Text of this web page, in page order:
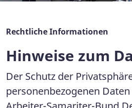
Rechtliche Informationen
Hinweise zum
Der Schutz der
personenbezogenen